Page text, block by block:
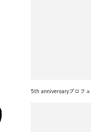
5th anniversaryプロフ